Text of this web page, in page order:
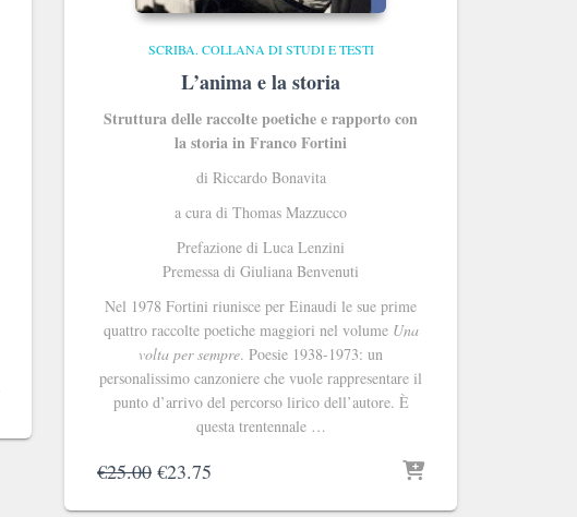
SCRIBA. COLLANA DI STUDI E TESTI
L’anima e la storia
Struttura delle raccolte poetiche e rapporto con
la storia in Franco Fortini
di Riccardo Bonavita
a cura di Thomas Mazzucco
Prefazione di Luca Lenzini
Premessa di Giuliana Benvenuti
Nel 1978 Fortini riunisce per Einaudi le sue prime
quattro raccolte poetiche maggiori nel volume Una
volta per sempre. Poesie 1938-1973: un
personalissimo canzoniere che vuole rappresentare il
punto d’arrivo del percorso lirico dell’autore. È
questa trentennale …
€25.00 Il
€23.75